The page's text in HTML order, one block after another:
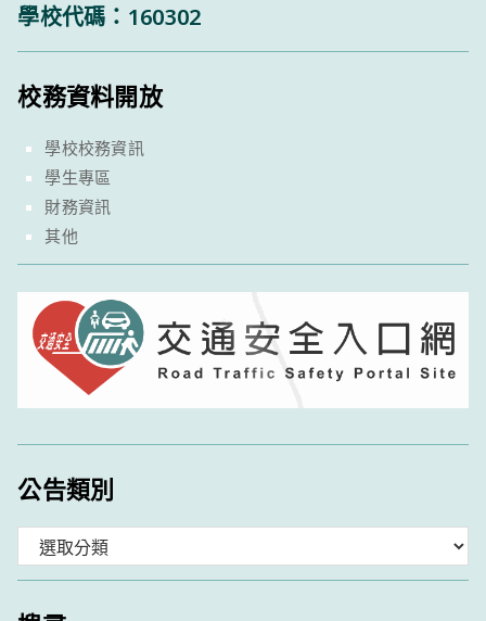
學校代碼：160302
校務資料開放
學校校務資訊
學生專區
財務資訊
其他
公告類別
類